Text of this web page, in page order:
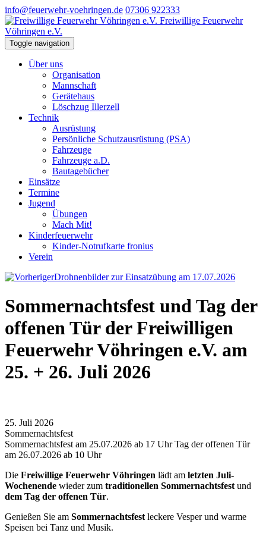
info@feuerwehr-voehringen.de 07306 922333
Freiwillige Feuerwehr
Vöhringen e.V.
Toggle navigation
Über uns
Organisation
Mannschaft
Gerätehaus
Löschzug Illerzell
Technik
Ausrüstung
Persönliche Schutzausrüstung (PSA)
Fahrzeuge
Fahrzeuge a.D.
Bautagebücher
Einsätze
Termine
Jugend
Übungen
Mach Mit!
Kinderfeuerwehr
Kinder-Notrufkarte fronius
Verein
Drohnenbilder zur Einsatzübung am 17.07.2026
Sommernachtsfest und Tag der
offenen Tür der Freiwilligen
Feuerwehr Vöhringen e.V. am
25. + 26. Juli 2026
25. Juli 2026
Sommernachtsfest
Sommernachtsfest am 25.07.2026 ab 17 Uhr Tag der offenen Tür
am 26.07.2026 ab 10 Uhr
Die Freiwillige Feuerwehr Vöhringen lädt am letzten Juli-
Wochenende wieder zum traditionellen Sommernachtsfest und
dem Tag der offenen Tür.
Genießen Sie am Sommernachtsfest leckere Vesper und warme
Speisen bei Tanz und Musik.